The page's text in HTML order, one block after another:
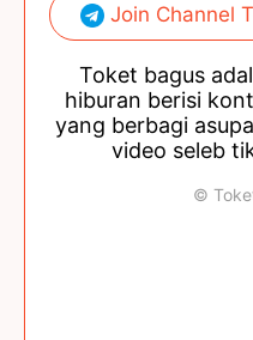
Join Channel
Toket bagus
hiburan berisi
yang berbagi
video seleb
©